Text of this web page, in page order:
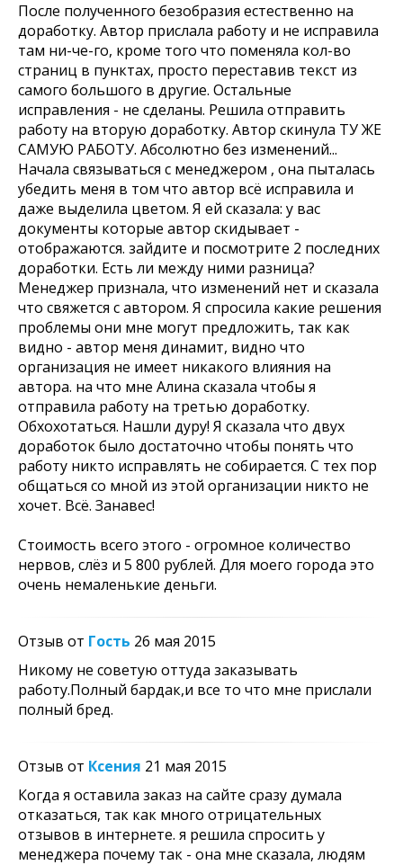
После полученного безобразия естественно на
доработку. Автор прислала работу и не исправила
там ни-че-го, кроме того что поменяла кол-во
страниц в пунктах, просто переставив текст из
самого большого в другие. Остальные
исправления - не сделаны. Решила отправить
работу на вторую доработку. Автор скинула ТУ ЖЕ
САМУЮ РАБОТУ. Абсолютно без изменений...
Начала связываться с менеджером , она пыталась
убедить меня в том что автор всё исправила и
даже выделила цветом. Я ей сказала: у вас
документы которые автор скидывает -
отображаются. зайдите и посмотрите 2 последних
доработки. Есть ли между ними разница?
Менеджер признала, что изменений нет и сказала
что свяжется с автором. Я спросила какие решения
проблемы они мне могут предложить, так как
видно - автор меня динамит, видно что
организация не имеет никакого влияния на
автора. на что мне Алина сказала чтобы я
отправила работу на третью доработку.
Обхохотаться. Нашли дуру! Я сказала что двух
доработок было достаточно чтобы понять что
работу никто исправлять не собирается. С тех пор
общаться со мной из этой организации никто не
хочет. Всё. Занавес!
Стоимость всего этого - огромное количество
нервов, слёз и 5 800 рублей. Для моего города это
очень немаленькие деньги.
Отзыв от Гость 26 мая 2015
Никому не советую оттуда заказывать
работу.Полный бардак,и все то что мне прислали
полный бред.
Отзыв от Ксения 21 мая 2015
Когда я оставила заказ на сайте сразу думала
отказаться, так как много отрицательных
отзывов в интернете. я решила спросить у
менеджера почему так - она мне сказала, людям